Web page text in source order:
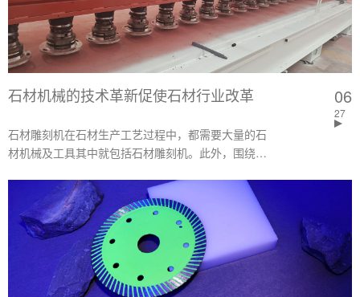
石材机械的技术革新促使石材行业改革
石材雕刻机在石材生产工艺过程中，都需要大量的石
材机械及工具其中就包括石材雕刻机。此外，围绕着
机械 、备件、工具、辅助材料、仪器等构成了整个石
材的生产工艺过程的全部机械。
06
27